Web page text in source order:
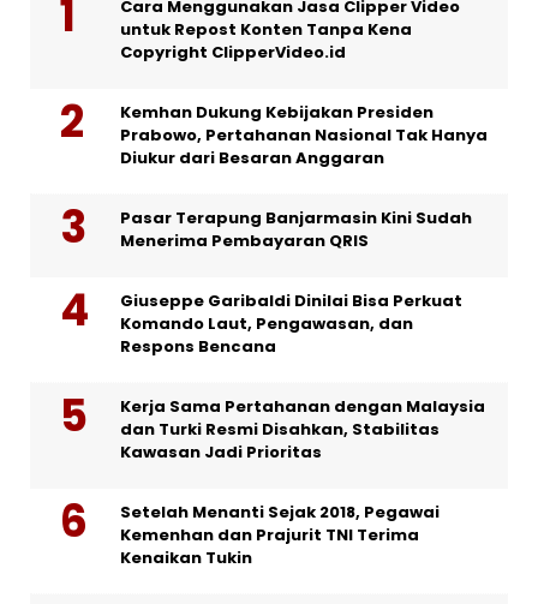
Cara Menggunakan Jasa Clipper Video
untuk Repost Konten Tanpa Kena
Copyright ClipperVideo.id
Kemhan Dukung Kebijakan Presiden
Prabowo, Pertahanan Nasional Tak Hanya
Diukur dari Besaran Anggaran
Pasar Terapung Banjarmasin Kini Sudah
Menerima Pembayaran QRIS
Giuseppe Garibaldi Dinilai Bisa Perkuat
Komando Laut, Pengawasan, dan
Respons Bencana
Kerja Sama Pertahanan dengan Malaysia
dan Turki Resmi Disahkan, Stabilitas
Kawasan Jadi Prioritas
Setelah Menanti Sejak 2018, Pegawai
Kemenhan dan Prajurit TNI Terima
Kenaikan Tukin